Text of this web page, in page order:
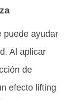
puede ayudar
Al aplicar
de
efecto lifting